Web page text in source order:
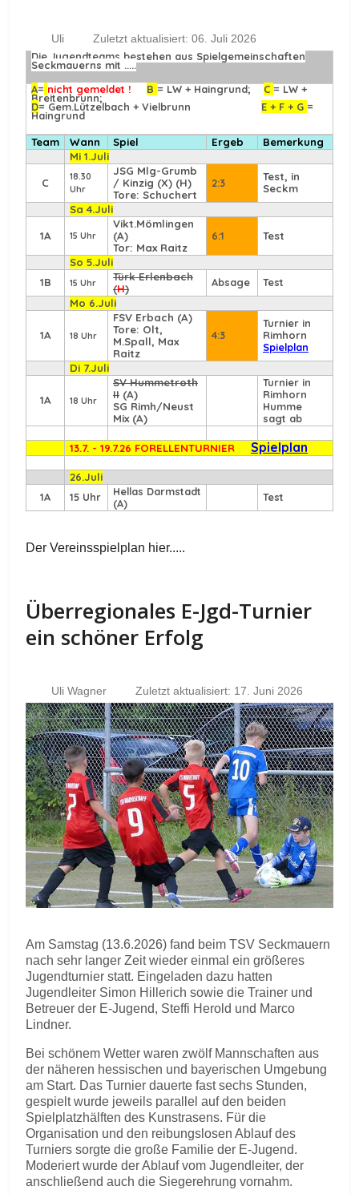
Uli
Zuletzt aktualisiert: 06. Juli 2026
Die Jugendteams bestehen aus Spielgemeinschaften
Seckmauerns mit .....
A= nicht gemeldet ! B = LW + Haingrund;C = LW +
Breitenbrunn;
D= Gem.Lützelbach + Vielbrunn E + F + G =
Haingrund
Team Wann Spiel Ergeb
Bemerkung
Mi 1.Juli
C
18.30
Uhr
JSG Mlg-Grumb
/ Kinzig (X) (H)
Tore: Schuchert
2:3
Test, in
Seckm
Sa 4.Juli
1A 15 Uhr
Vikt.Mömlingen
(A)
Tor: Max Raitz
6:1 Test
So 5.Juli
1B
15 Uhr
Türk Erlenbach
(H) Absage
Test
Mo 6.Juli
1A 18 Uhr
FSV Erbach (A)
Tore: Olt,
M.Spall, Max
Raitz
4:3
Turnier in
Rimhorn
Spielplan
Di 7.Juli
1A 18 Uhr
SV Hummetroth
II (A)
SG Rimh/Neust
Mix (A)
Turnier in
Rimhorn
Humme
sagt ab
13.7. - 19.7.26 FORELLENTURNIER Spielplan
26.Juli
1A
15 Uhr
Hellas Darmstadt
(A)
Test
Der Vereinsspielplan hier.....
Überregionales E-Jgd-Turnier
ein schöner Erfolg
Uli Wagner Zuletzt aktualisiert: 17. Juni 2026
Am Samstag (13.6.2026) fand beim TSV Seckmauern
nach sehr langer Zeit wieder einmal ein größeres
Jugendturnier statt. Eingeladen dazu hatten
Jugendleiter Simon Hillerich sowie die Trainer und
Betreuer der E-Jugend, Steffi Herold und Marco
Lindner.
Bei schönem Wetter waren zwölf Mannschaften aus
der näheren hessischen und bayerischen Umgebung
am Start. Das Turnier dauerte fast sechs Stunden,
gespielt wurde jeweils parallel auf den beiden
Spielplatzhälften des Kunstrasens. Für die
Organisation und den reibungslosen Ablauf des
Turniers sorgte die große Familie der E-Jugend.
Moderiert wurde der Ablauf vom Jugendleiter, der
anschließend auch die Siegerehrung vornahm.